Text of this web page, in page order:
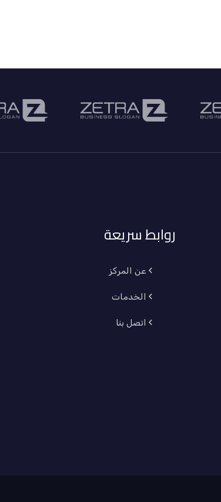
روابط سريعة
عن المركز
الخدمات
اتصل بنا